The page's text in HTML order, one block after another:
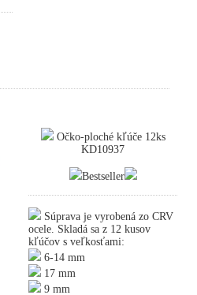
Očko-ploché kľúče 12ks
KD10937
Bestseller
Súprava je vyrobená zo CRV
ocele. Skladá sa z 12 kusov
kľúčov s veľkosťami:
6-14 mm
17 mm
9 mm